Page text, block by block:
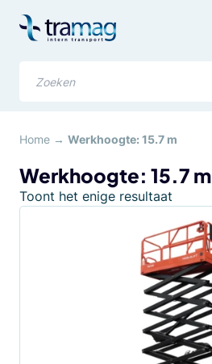
naar
Home → Werkhoogte: 15.7 m
Werkhoogte: 15.7 m
Toont het enige resultaat